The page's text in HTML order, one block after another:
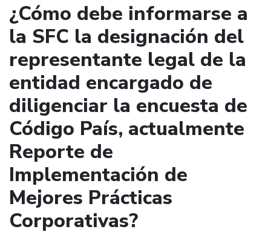
¿Cómo debe informarse a
la SFC la designación del
representante legal de la
entidad encargado de
diligenciar la encuesta de
Código País, actualmente
Reporte de
Implementación de
Mejores Prácticas
Corporativas?